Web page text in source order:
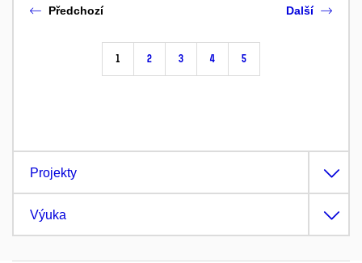
Předchozí
1 2 3 4 5
Další
Projekty
Výuka